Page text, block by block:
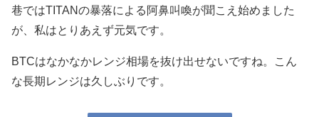
巷ではTITANの暴落による阿鼻叫喚が聞こえ始めました
が、私はとりあえず元気です。
BTCはなかなかレンジ相場を抜け出せないですね。こん
な長期レンジは久しぶりです。